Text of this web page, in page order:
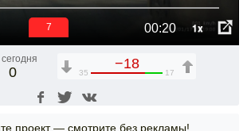
00:20 1x
6
0
−18
35 17
проект — смотрите без рекламы!